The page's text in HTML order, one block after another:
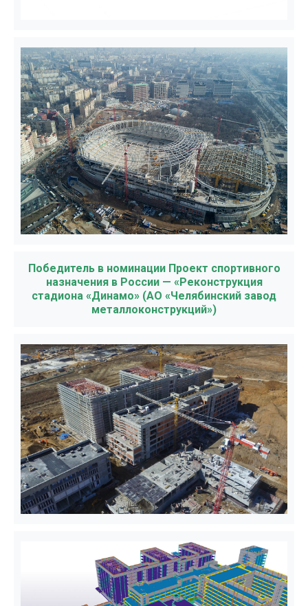
Победитель в номинации Проект спортивного
назначения в России — «Реконструкция
стадиона «Динамо» (АО «Челябинский завод
металлоконструкций»)